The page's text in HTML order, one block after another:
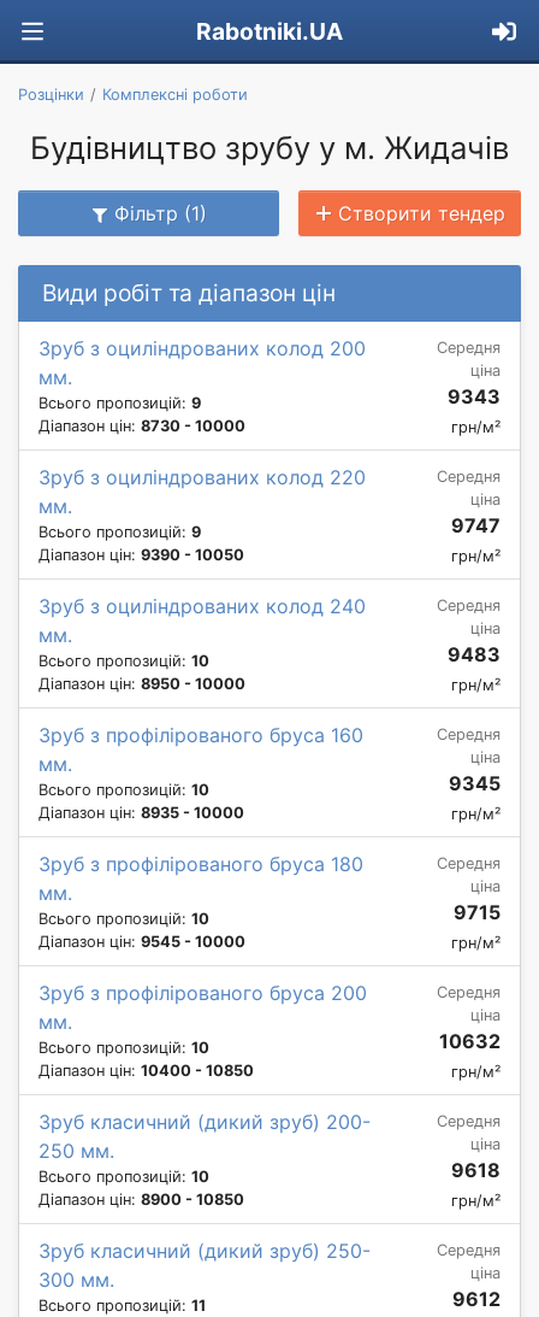
Rabotniki.UA
Розцінки Комплексні роботи
Будівництво зрубу у м. Жидачів
Фільтр (1) Створити тендер
Види робіт та діапазон цін
Зруб з оциліндрованих колод 200
мм.
Всього пропозицій: 9
Діапазон цін: 8730 - 10000
Середня
ціна
9343
грн/м²
Зруб з оциліндрованих колод 220
мм.
Всього пропозицій: 9
Діапазон цін: 9390 - 10050
Середня
ціна
9747
грн/м²
Зруб з оциліндрованих колод 240
мм.
Всього пропозицій: 10
Діапазон цін: 8950 - 10000
Середня
ціна
9483
грн/м²
Зруб з профілірованого бруса 160
мм.
Всього пропозицій: 10
Діапазон цін: 8935 - 10000
Середня
ціна
9345
грн/м²
Зруб з профілірованого бруса 180
мм.
Всього пропозицій: 10
Діапазон цін: 9545 - 10000
Середня
ціна
9715
грн/м²
Зруб з профілірованого бруса 200
мм.
Всього пропозицій: 10
Діапазон цін: 10400 - 10850
Середня
ціна
10632
грн/м²
Зруб класичний (дикий зруб) 200-
250 мм.
Всього пропозицій: 10
Діапазон цін: 8900 - 10850
Середня
ціна
9618
грн/м²
Зруб класичний (дикий зруб) 250-
300 мм.
Всього пропозицій: 11
Середня
ціна
9612